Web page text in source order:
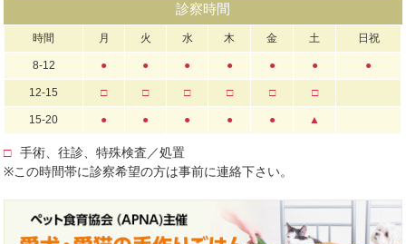
診察時間
時間 月 火 水 木 金 土 日祝
8-12 ● ● ● ● ● ● ●
12-15 □ □ □ □ □ □
15-20 ● ● ● ● ● ▲
□
手術、往診、特殊検査／処置
※この時間帯に診察希望の方は事前に連絡下さい。